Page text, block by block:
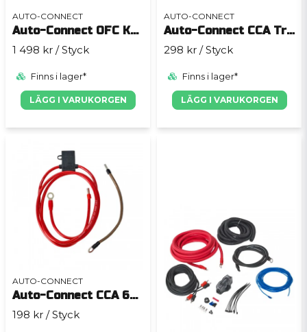
AUTO-CONNECT
Auto-Connect OFC Kabelkit 50mm²
1 498 kr / Styck
Finns i lager*
LÄGG I VARUKORGEN
AUTO-CONNECT
Auto-Connect CCA Trunk kabelkit 21,6mm²
298 kr / Styck
Finns i lager*
LÄGG I VARUKORGEN
AUTO-CONNECT
Auto-Connect CCA 6mm² strömkabelkit Mini
198 kr / Styck